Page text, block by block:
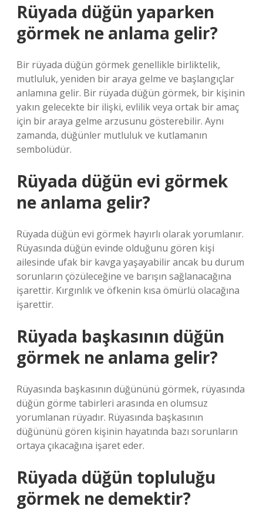
Rüyada düğün yaparken
görmek ne anlama gelir?
Bir rüyada düğün görmek genellikle birliktelik,
mutluluk, yeniden bir araya gelme ve başlangıçlar
anlamına gelir. Bir rüyada düğün görmek, bir kişinin
yakın gelecekte bir ilişki, evlilik veya ortak bir amaç
için bir araya gelme arzusunu gösterebilir. Aynı
zamanda, düğünler mutluluk ve kutlamanın
sembolüdür.
Rüyada düğün evi görmek
ne anlama gelir?
Rüyada düğün evi görmek hayırlı olarak yorumlanır.
Rüyasında düğün evinde olduğunu gören kişi
ailesinde ufak bir kavga yaşayabilir ancak bu durum
sorunların çözüleceğine ve barışın sağlanacağına
işarettir. Kırgınlık ve öfkenin kısa ömürlü olacağına
işarettir.
Rüyada başkasının düğün
görmek ne anlama gelir?
Rüyasında başkasının düğününü görmek, rüyasında
düğün görme tabirleri arasında en olumsuz
yorumlanan rüyadır. Rüyasında başkasının
düğününü gören kişinin hayatında bazı sorunların
ortaya çıkacağına işaret eder.
Rüyada düğün topluluğu
görmek ne demektir?